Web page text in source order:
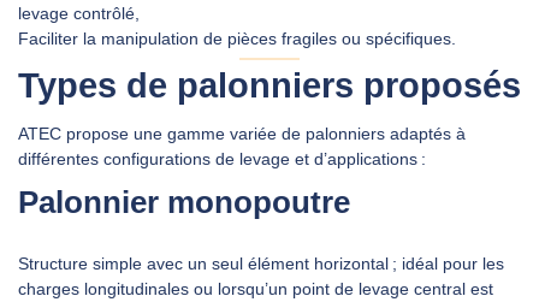
levage contrôlé,
Faciliter la manipulation de pièces fragiles ou spécifiques.
Types de palonniers proposés
ATEC propose une gamme variée de palonniers adaptés à
différentes configurations de levage et d’applications :
Palonnier monopoutre
Structure simple avec un seul élément horizontal ; idéal pour les
charges longitudinales ou lorsqu’un point de levage central est